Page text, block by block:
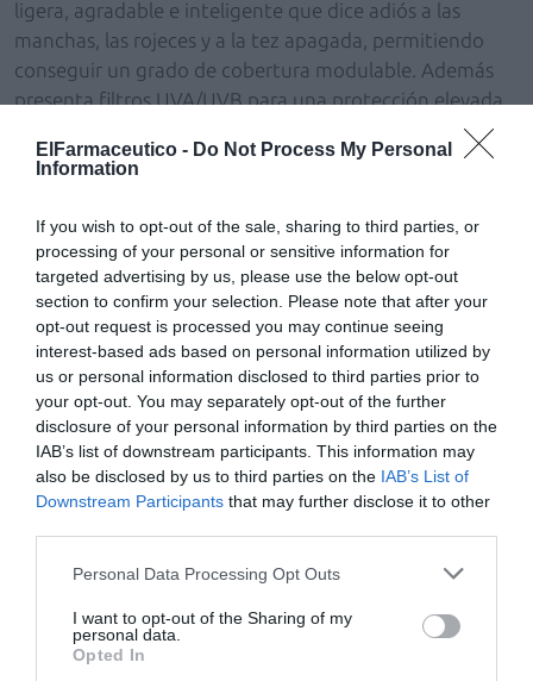
ElFarmaceutico - Do Not Process My Personal
Information
If you wish to opt-out of the sale, sharing to third parties, or
processing of your personal or sensitive information for
targeted advertising by us, please use the below opt-out
section to confirm your selection. Please note that after your
opt-out request is processed you may continue seeing
interest-based ads based on personal information utilized by
us or personal information disclosed to third parties prior to
your opt-out. You may separately opt-out of the further
disclosure of your personal information by third parties on the
IAB’s list of downstream participants. This information may
also be disclosed by us to third parties on the IAB’s List of
Downstream Participants that may further disclose it to other
Personal Data Processing Opt Outs
I want to opt-out of the Sharing of my
personal data.
Opted In
ligera, agradable e inteligente que dice adiós a las
manchas, las rojeces y a la tez apagada, permitiendo
conseguir un grado de cobertura modulable. Además
presenta filtros UVA/UVB para una protección elevada
SPF30, por lo que es más que una base de maquillaje, a
lo que se suma la niacinamida para proteger de la
vida de las células expuestas y refuerza la barrera
cutánea.
Para terminar el ritual, alisar los rasgos y unificar la tez,
Filorga pone a disposición de las usuarias Flash-Nude
[Powder], polvos con un acabado de alta definición, que
dominan los brillos y perfeccionan la piel, con un
resultado sedoso imperceptible y un tono universal que
sirve para todo tipo de pieles.
de Google de forma gratuita
ACTIVAR AHORA